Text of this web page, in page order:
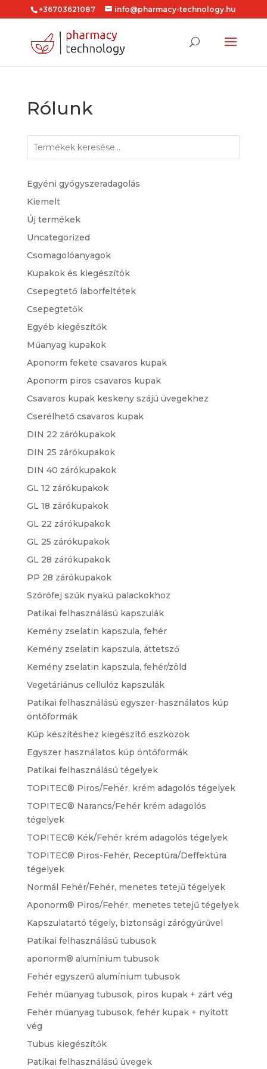
+36703621087 info@pharmacy-technology.hu
Rólunk
Egyéni gyógyszeradagolás
Kiemelt
Új termékek
Uncategorized
Csomagolóanyagok
Kupakok és kiegészítök
Csepegtető laborfeltétek
Csepegtetők
Egyéb kiegészítők
Műanyag kupakok
Aponorm fekete csavaros kupak
Aponorm piros csavaros kupak
Csavaros kupak keskeny szájú üvegekhez
Cserélhető csavaros kupak
DIN 22 zárókupakok
DIN 25 zárókupakok
DIN 40 zárókupakok
GL 12 zárókupakok
GL 18 zárókupakok
GL 22 zárókupakok
GL 25 zárókupakok
GL 28 zárókupakok
PP 28 zárókupakok
Szórófej szűk nyakú palackokhoz
Patikai felhasználású kapszulák
Kemény zselatin kapszula, fehér
Kemény zselatin kapszula, áttetsző
Kemény zselatin kapszula, fehér/zöld
Vegetáriánus cellulóz kapszulák
Patikai felhasználású egyszer-használatos kúp
öntőformák
Kúp készítéshez kiegészítő eszközök
Egyszer használatos kúp öntőformák
Patikai felhasználású tégelyek
TOPITEC® Piros/Fehér, krém adagolós tégelyek
TOPITEC® Narancs/Fehér krém adagolós
tégelyek
TOPITEC® Kék/Fehér krém adagolós tégelyek
TOPITEC® Piros-Fehér, Receptúra/Deffektúra
tégelyek
Normál Fehér/Fehér, menetes tetejű tégelyek
Aponorm® Piros/Fehér, menetes tetejű tégelyek
Kapszulatartó tégely, biztonsági zárógyűrűvel
Patikai felhasználású tubusok
aponorm® alumínium tubusok
Fehér egyszerű alumínium tubusok
Fehér műanyag tubusok, piros kupak + zárt vég
Fehér műanyag tubusok, fehér kupak + nyitott
vég
Tubus kiegészítők
Patikai felhasználású üvegek